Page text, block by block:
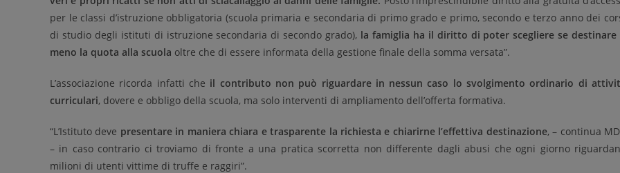
per le classi d’istruzione obbligatoria (scuola primaria e secondaria di primo grado e primo, secondo e terzo anno dei
di studio degli istituti di istruzione secondaria di secondo grado), la famiglia ha il diritto di poter scegliere se destinare
meno la quota alla scuola oltre che di essere informata della gestione finale della somma versata”.
L’associazione ricorda infatti che il contributo non può riguardare in nessun caso lo svolgimento ordinario di
curriculari, dovere e obbligo della scuola, ma solo interventi di ampliamento dell’offerta formativa.
“L’Istituto deve presentare in maniera chiara e trasparente la richiesta e chiarirne l’effettiva destinazione, – continua
– in caso contrario ci troviamo di fronte a una pratica scorretta non differente dagli abusi che ogni giorno
milioni di utenti vittime di truffe e raggiri”.